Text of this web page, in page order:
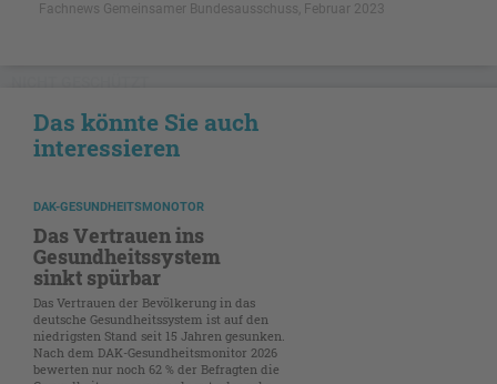
Fachnews Gemeinsamer Bundesausschuss, Februar 2023
Das könnte Sie auch
interessieren
DAK-GESUNDHEITSMONOTOR
Das Vertrauen ins
Gesundheitssystem
sinkt spürbar
Das Vertrauen der Bevölkerung in das
deutsche Gesundheitssystem ist auf den
niedrigsten Stand seit 15 Jahren gesunken.
Nach dem DAK-Gesundheitsmonitor 2026
bewerten nur noch 62 % der Befragten die